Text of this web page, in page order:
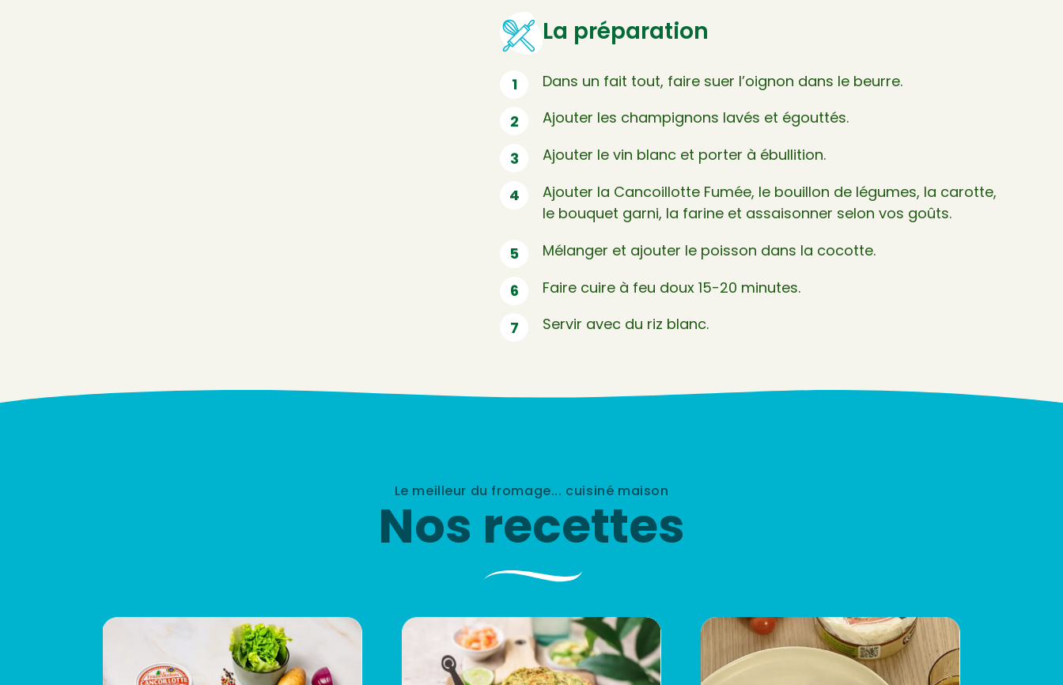
La préparation
Dans un fait tout, faire suer l’oignon dans le beurre.
Ajouter les champignons lavés et égouttés.
Ajouter le vin blanc et porter à ébullition.
Ajouter la Cancoillotte Fumée, le bouillon de légumes, la carotte,
le bouquet garni, la farine et assaisonner selon vos goûts.
Mélanger et ajouter le poisson dans la cocotte.
Faire cuire à feu doux 15-20 minutes.
Servir avec du riz blanc.
Le meilleur du fromage... cuisiné maison
Nos recettes